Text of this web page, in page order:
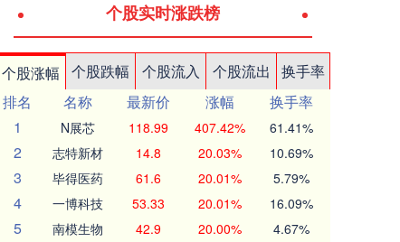
个股实时涨跌榜
个股涨幅 个股跌幅 个股流入 个股流出
换手率
排名
名称 最新价 涨幅
换手率
1
N展芯 118.99 407.42% 61.41%
2 志特新材 14.8 20.03% 10.69%
3 毕得医药 61.6 20.01% 5.79%
4 一博科技 53.33 20.01% 16.09%
5 南模生物 42.9 20.00% 4.67%